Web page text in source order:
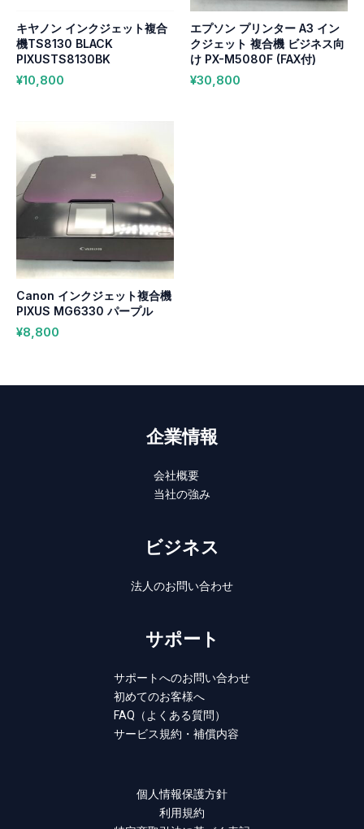
キヤノン インクジェット複合
機TS8130 BLACK
PIXUSTS8130BK
¥10,800
エプソン プリンター A3 イン
クジェット 複合機 ビジネス向
け PX-M5080F (FAX付)
¥30,800
Canon インクジェット複合機
PIXUS MG6330 パープル
¥8,800
企業情報
会社概要
当社の強み
ビジネス
法人のお問い合わせ
サポート
サポートへのお問い合わせ
初めてのお客様へ
FAQ（よくある質問）
サービス規約・補償内容
個人情報保護方針
利用規約